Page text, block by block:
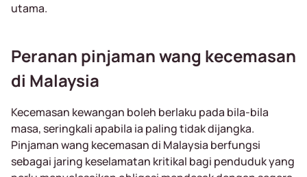
utama.
Peranan pinjaman wang kecemasan
di Malaysia
Kecemasan kewangan boleh berlaku pada bila-bila
masa, seringkali apabila ia paling tidak dijangka.
Pinjaman wang kecemasan di Malaysia berfungsi
sebagai jaring keselamatan kritikal bagi penduduk yang